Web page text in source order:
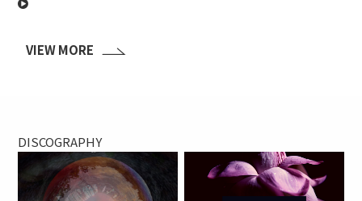
VIEW MORE
DISCOGRAPHY